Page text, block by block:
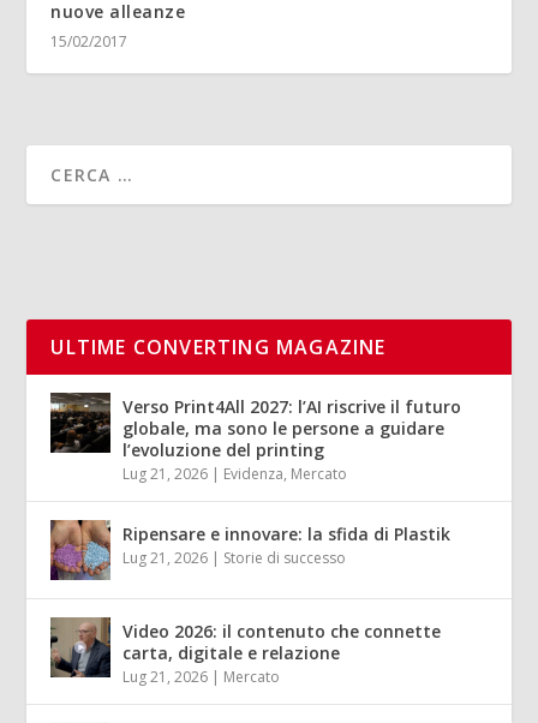
nuove alleanze
15/02/2017
ULTIME CONVERTING MAGAZINE
Verso Print4All 2027: l’AI riscrive il futuro
globale, ma sono le persone a guidare
l’evoluzione del printing
Lug 21, 2026 | Evidenza, Mercato
Ripensare e innovare: la sfida di Plastik
Lug 21, 2026 | Storie di successo
Video 2026: il contenuto che connette
carta, digitale e relazione
Lug 21, 2026 | Mercato